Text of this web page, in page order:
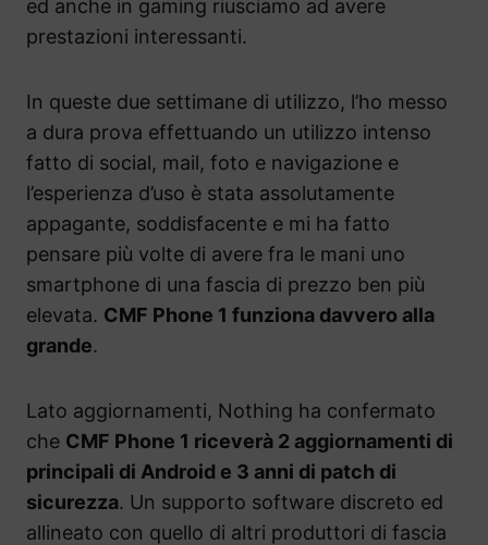
ed anche in gaming riusciamo ad avere
prestazioni interessanti.
In queste due settimane di utilizzo, l’ho messo
a dura prova effettuando un utilizzo intenso
fatto di social, mail, foto e navigazione e
l’esperienza d’uso è stata assolutamente
appagante, soddisfacente e mi ha fatto
pensare più volte di avere fra le mani uno
smartphone di una fascia di prezzo ben più
elevata. CMF Phone 1 funziona davvero alla
grande.
Lato aggiornamenti, Nothing ha confermato
che CMF Phone 1 riceverà 2 aggiornamenti di
principali di Android e 3 anni di patch di
sicurezza. Un supporto software discreto ed
allineato con quello di altri produttori di fascia